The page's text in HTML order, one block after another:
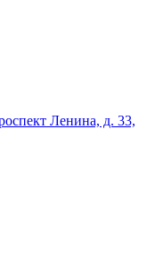
Ленина, д. 33,